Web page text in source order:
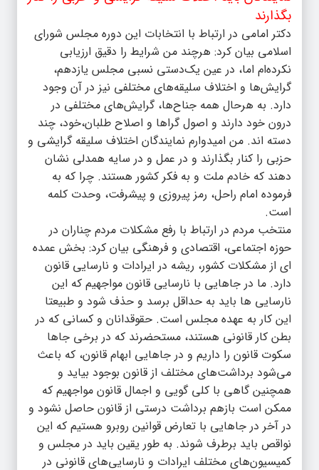
بگذارند
دکتر امامی در ارتباط با انتخابات این دوره مجلس شورای
اسلامی بیان کرد: هرچند من شرایط را دقیق ارزیابی
نکرده‌ام اما، در عین یک‌دستی نسبی مجلس یازدهم،
گرایش‌ها و اختلاف سلیقه‌های مختلفی نیز در آن وجود
دارد. به هرحال همه جناح‌ها، گرایش‌های مختلفی در
درون خود دارند و اصول گراها و اصلاح طلبان،خود، چند
دسته اند. من امیدوارم نمایندگان اختلاف سلیقه گرایشی و
حزبی را کنار بگذارند و در عمل و در سایه همدلی نشان
دهند که خادم ملت و به فکر کشور هستند. چرا که به
فرموده امام راحل، رمز پیروزی و پیشرفت، وحدت کلمه
است.
منتخب مردم در ارتباط با رفع مشکلات مردم چناران در
حوزه اجتماعی، اقتصادی و فرهنگی بیان کرد: بخش عمده
ای از مشکلات کشور، ریشه در ایرادات و نارسایی قانون
دارد. ما در جاهایی با نارسایی قانون مواجهیم که این
نارسایی ها باید به حداقل برسد و حذف شود و طبیعتا
این کار به عهده مجلس است. حقوقدانان و کسانی که در
بطن کار قانونی هستند، مستحضرند که در برخی جاها
سکوت قانون را داریم و در جاهایی ابهام قانون، که باعث
می‌شود برداشت‌های مختلف از قانون بوجود بیاید و
همچنین گاهی با کلی گویی و اجمال قانون مواجهیم که
ممکن است بازهم برداشت درستی از قانون حاصل نشود و
در آخر در جاهایی با تعارض قوانین روبرو هستیم که این
نواقص باید برطرف شوند. به طور یقین باید در مجلس و
کمیسیون‌های مختلف ایرادات و نارسایی‌های قانونی در